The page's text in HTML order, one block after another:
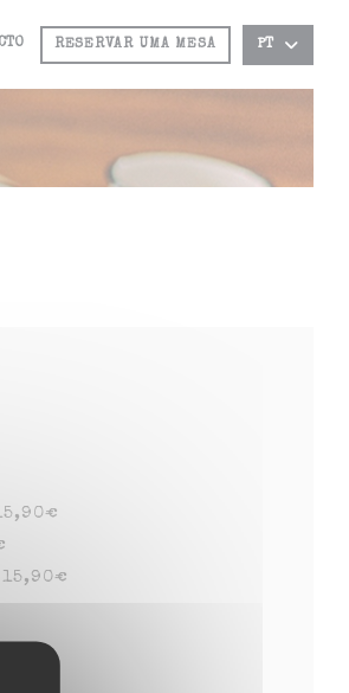
RESERVAR UMA MESA PT